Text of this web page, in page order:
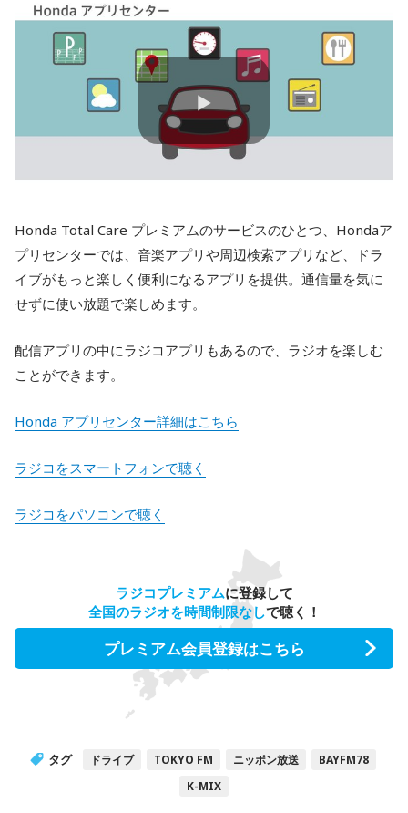
V
i
d
e
o
Honda Total Care プレミアムのサービスのひとつ、Hondaア
プリセンターでは、音楽アプリや周辺検索アプリなど、ドラ
イブがもっと楽しく便利になるアプリを提供。通信量を気に
せずに使い放題で楽しめます。
配信アプリの中にラジコアプリもあるので、ラジオを楽しむ
ことができます。
Honda アプリセンター詳細はこちら
ラジコをスマートフォンで聴く
ラジコをパソコンで聴く
ラジコプレミアムに登録して
全国のラジオを時間制限なしで聴く！
プレミアム会員登録はこちら
タグ ドライブ TOKYO FM ニッポン放送
BAYFM78
K-MIX